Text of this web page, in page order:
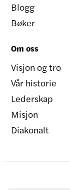
Blogg
Bøker
Om oss
Visjon og tro
Vår historie
Lederskap
Misjon
Diakonalt